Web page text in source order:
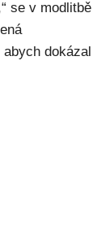
se v modlitbě
dokázal